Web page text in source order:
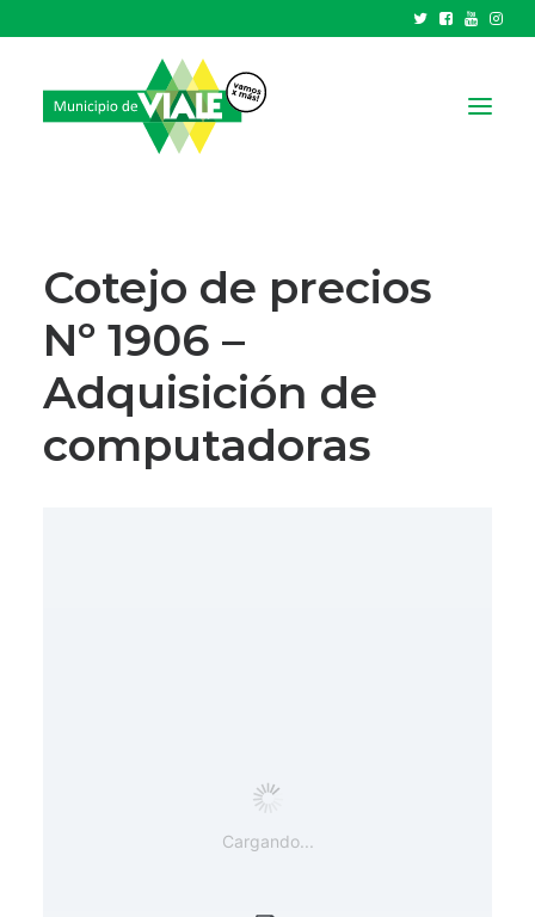
HCD
TRÁMITES Y SERVICIOS
CIUDAD
Cotejo de precios
Nº 1906 –
Adquisición de
computadoras
Cargando...